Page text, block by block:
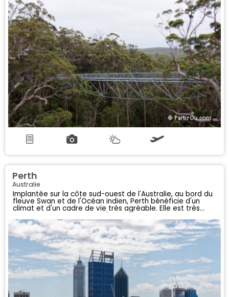
Perth
Australie
Implantée sur la côte sud-ouest de l'Australie, au bord du
fleuve Swan et de l'Océan indien, Perth bénéficie d'un
climat et d'un cadre de vie très agréable. Elle est très
d'espaces naturels pour se balader ou de plages pour un
moment "farniente"...